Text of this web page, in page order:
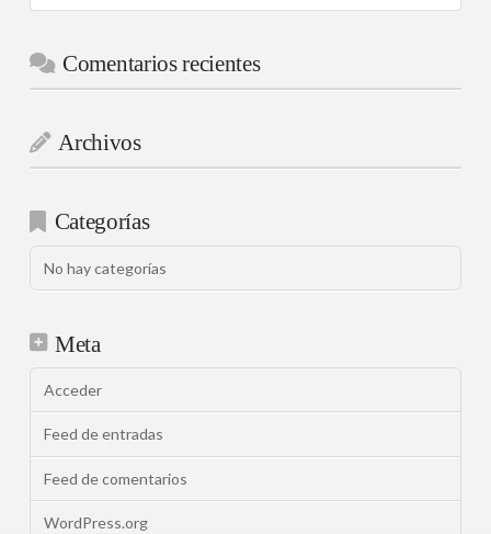
Comentarios recientes
Archivos
Categorías
No hay categorías
Meta
Acceder
Feed de entradas
Feed de comentarios
WordPress.org